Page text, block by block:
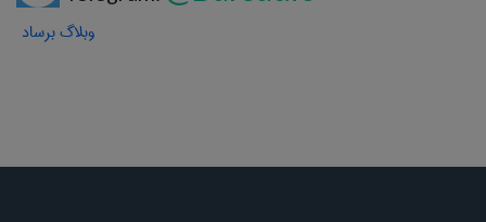
وبلاگ برساد